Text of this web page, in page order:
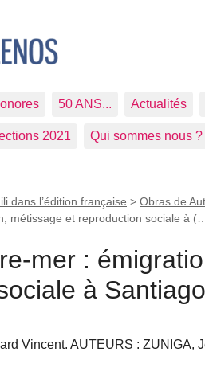
50 ANS... Actualités
2021 Qui sommes nous ?
dans l’édition française > Obras de
métissage et reproduction sociale à
mer :
à
Vincent. AUTEURS : ZUNIGA,